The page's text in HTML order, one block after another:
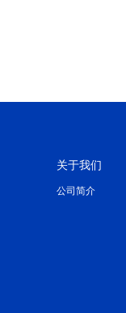
关于我们
公司简介